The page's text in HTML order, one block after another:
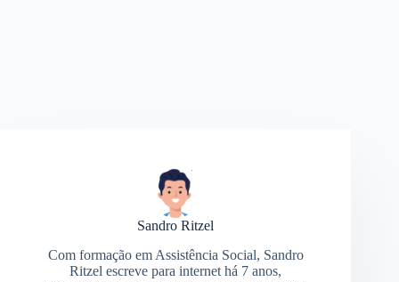
Sandro Ritzel
Com formação em Assistência Social, Sandro
Ritzel escreve para internet há 7 anos,